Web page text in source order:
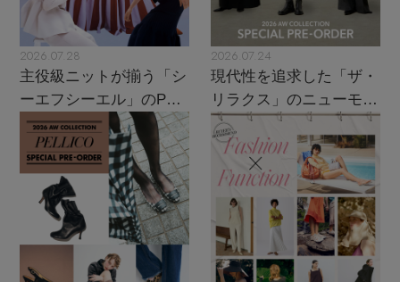
2026.07.28
主役級ニットが揃う「シ
ーエフシーエル」のPOP
UPがスタート
2026.07.24
現代性を追求した「ザ・
リラクス」のニューモダ
ンクラシック